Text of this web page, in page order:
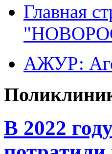
Главная
АЖУР:
В 2022